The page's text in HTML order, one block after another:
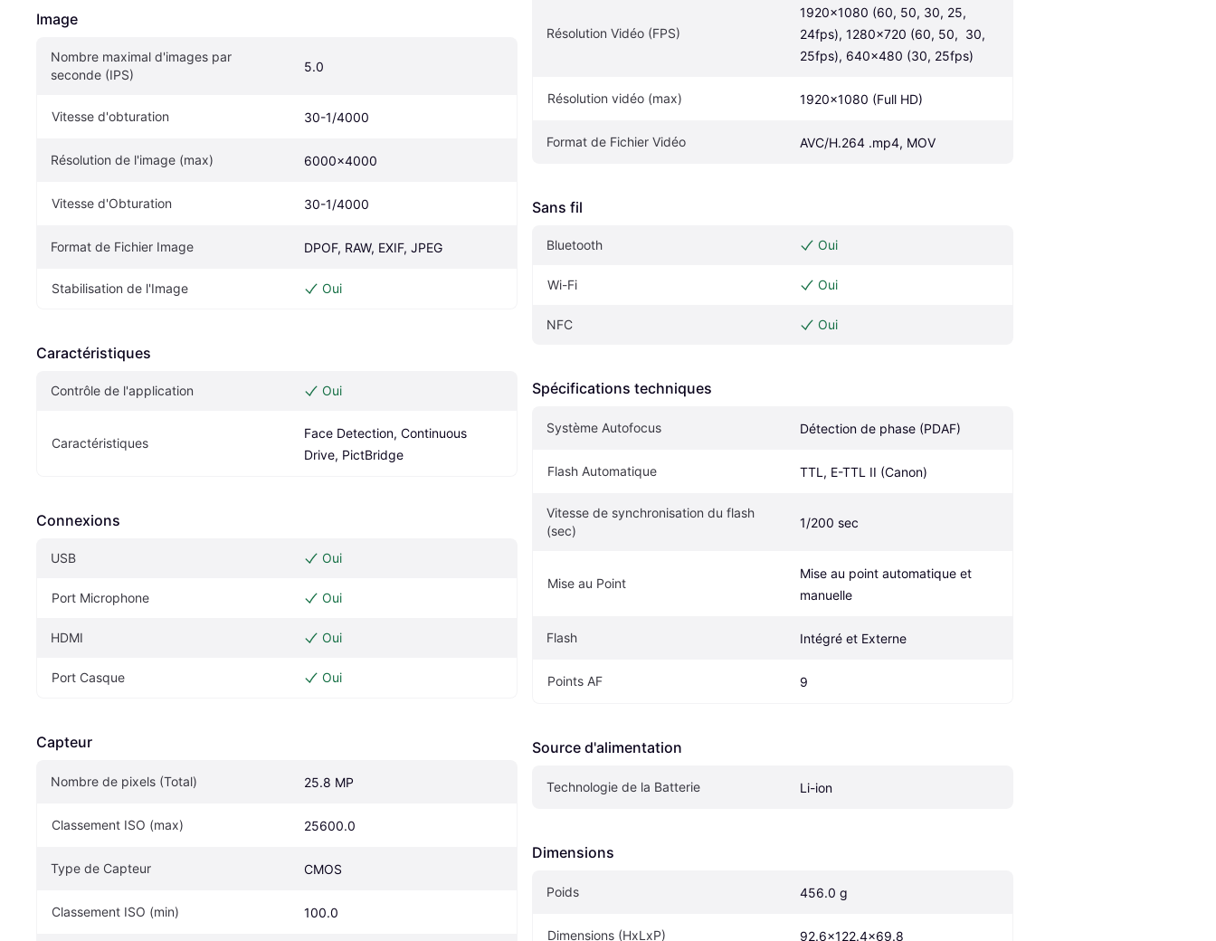
Image
Nombre maximal d'images par
seconde (IPS)
5.0
Vitesse d'obturation 30-1/4000
Résolution de l'image (max) 6000x4000
Vitesse d'Obturation 30-1/4000
Format de Fichier Image DPOF, RAW, EXIF, JPEG
Stabilisation de l'Image Oui
Caractéristiques
Contrôle de l'application Oui
Caractéristiques
Face Detection, Continuous
Drive, PictBridge
Connexions
USB Oui
Port Microphone Oui
HDMI Oui
Port Casque Oui
Capteur
Nombre de pixels (Total) 25.8 MP
Classement ISO (max) 25600.0
Type de Capteur CMOS
Classement ISO (min) 100.0
Résolution Vidéo (FPS)
1920x1080 (60, 50, 30, 25,
24fps), 1280x720 (60, 50,  30,
25fps), 640x480 (30, 25fps)
Résolution vidéo (max) 1920x1080 (Full HD)
Format de Fichier Vidéo AVC/H.264 .mp4, MOV
Sans fil
Bluetooth Oui
Wi-Fi Oui
NFC Oui
Spécifications techniques
Système Autofocus Détection de phase (PDAF)
Flash Automatique TTL, E-TTL II (Canon)
Vitesse de synchronisation du flash
(sec)
1/200 sec
Mise au Point
Mise au point automatique et
manuelle
Flash Intégré et Externe
Points AF 9
Source d'alimentation
Technologie de la Batterie Li-ion
Dimensions
Poids 456.0 g
Dimensions (HxLxP) 92.6x122.4x69.8